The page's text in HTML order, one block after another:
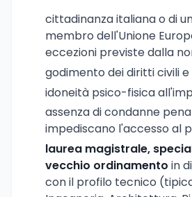
cittadinanza italiana o di
membro dell'Unione
eccezioni previste dalla
godimento dei diritti civili
idoneità psico-fisica
assenza di condanne
impediscano l'accesso al
laurea magistrale,
vecchio ordinamento in
con il profilo tecnico